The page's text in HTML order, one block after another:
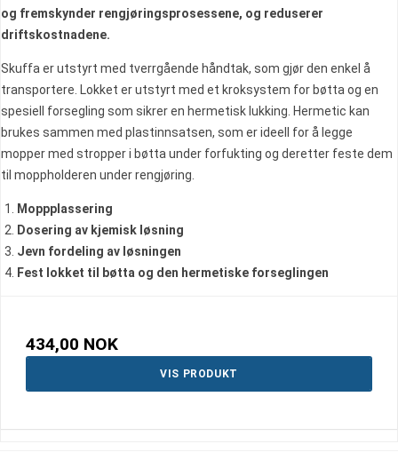
og fremskynder rengjøringsprosessene, og reduserer
driftskostnadene.
Skuffa er utstyrt med tverrgående håndtak, som gjør den enkel å
transportere. Lokket er utstyrt med et kroksystem for bøtta og en
spesiell forsegling som sikrer en hermetisk lukking. Hermetic kan
brukes sammen med plastinnsatsen, som er ideell for å legge
mopper med stropper i bøtta under forfukting og deretter feste dem
til moppholderen under rengjøring.
Moppplassering
Dosering av kjemisk løsning
Jevn fordeling av løsningen
Fest lokket til bøtta og den hermetiske forseglingen
434,00 NOK
VIS PRODUKT